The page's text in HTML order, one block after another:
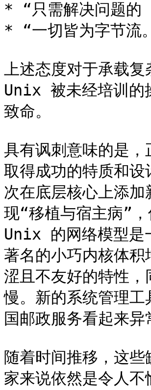
* “只需解决问题的
* “一切皆为字节流
上述态度对于承载
Unix 被未经培训的
致命。
具有讽刺意味的是
取得成功的特质和
次在底层核心上添
现“移植与宿主病”
Unix 的网络模型是
著名的小巧内核体
涩且不友好的特性
慢。新的系统管理
国邮政服务看起来异
随着时间推移，这
家来说依然是令人